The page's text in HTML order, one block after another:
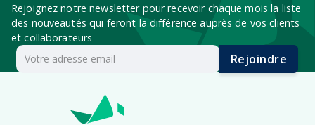
Rejoignez notre newsletter pour recevoir chaque mois la liste
des nouveautés qui feront la différence auprès de vos clients
et collaborateurs
Rejoindre